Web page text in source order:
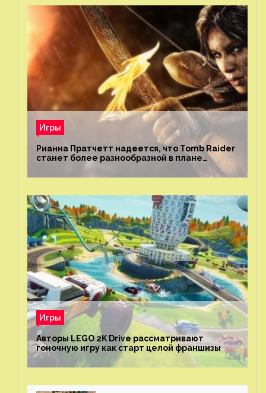
Игры
Рианна Пратчетт надеется, что Tomb Raider
станет более разнообразной в плане
репрезентации
Игры
Авторы LEGO 2K Drive рассматривают
гоночную игру как старт целой франшизы